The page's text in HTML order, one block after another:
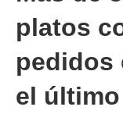
platos
pedidos
el